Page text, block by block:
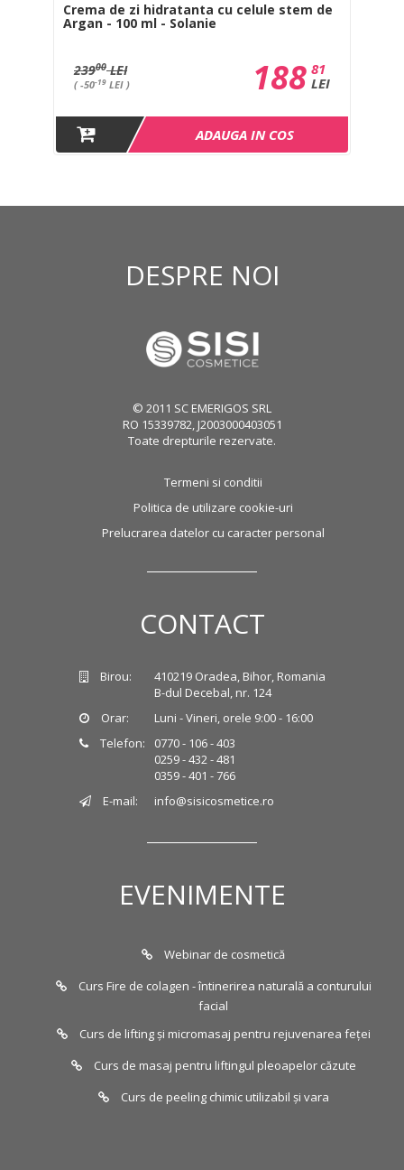
Crema de zi hidratanta cu celule stem de
Argan - 100 ml - Solanie
23900LEI
( -50-19 LEI )
81
LEI
188
ADAUGA IN COS
DESPRE NOI
© 2011 SC EMERIGOS SRL
RO 15339782, J2003000403051
Toate drepturile rezervate.
Termeni si conditii
Politica de utilizare cookie-uri
Prelucrarea datelor cu caracter personal
CONTACT
Birou:
410219 Oradea, Bihor, Romania
B-dul Decebal, nr. 124
Orar:
Luni - Vineri, orele 9:00 - 16:00
Telefon:
0770 - 106 - 403
0259 - 432 - 481
0359 - 401 - 766
E-mail:
info@sisicosmetice.ro
EVENIMENTE
Webinar de cosmetică
Curs Fire de colagen - întinerirea naturală a conturului
facial
Curs de lifting și micromasaj pentru rejuvenarea feței
Curs de masaj pentru liftingul pleoapelor căzute
Curs de peeling chimic utilizabil și vara